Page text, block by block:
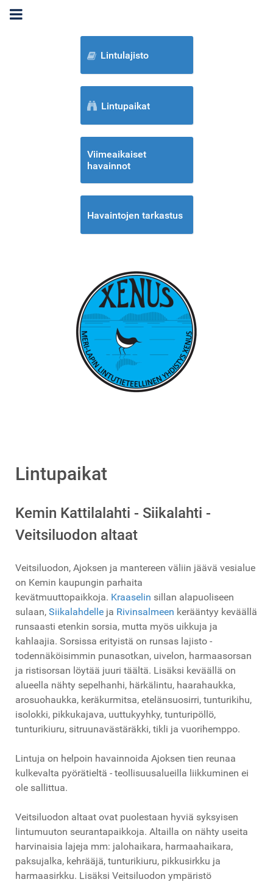
Lintulajisto
Lintupaikat
Viimeaikaiset
havainnot
Havaintojen tarkastus
Lintupaikat
Kemin Kattilalahti - Siikalahti -
Veitsiluodon altaat
Veitsiluodon, Ajoksen ja mantereen väliin jäävä vesialue
on Kemin kaupungin parhaita
kevätmuuttopaikkoja. Kraaselin sillan alapuoliseen
sulaan, Siikalahdelle ja Rivinsalmeen kerääntyy keväällä
runsaasti etenkin sorsia, mutta myös uikkuja ja
kahlaajia. Sorsissa erityistä on runsas lajisto -
todennäköisimmin punasotkan, uivelon, harmaasorsan
ja ristisorsan löytää juuri täältä. Lisäksi keväällä on
alueella nähty sepelhanhi, härkälintu, haarahaukka,
arosuohaukka, keräkurmitsa, etelänsuosirri, tunturikihu,
isolokki, pikkukajava, uuttukyyhky, tunturipöllö,
tunturikiuru, sitruunavästäräkki, tikli ja vuorihemppo.
Lintuja on helpoin havainnoida Ajoksen tien reunaa
kulkevalta pyörätieltä - teollisuusalueilla liikkuminen ei
ole sallittua.
Veitsiluodon altaat ovat puolestaan hyviä syksyisen
lintumuuton seurantapaikkoja. Altailla on nähty useita
harvinaisia lajeja mm: jalohaikara, harmaahaikara,
paksujalka, kehrääjä, tunturikiuru, pikkusirkku ja
harmaasirkku. Lisäksi Veitsiluodon ympäristö